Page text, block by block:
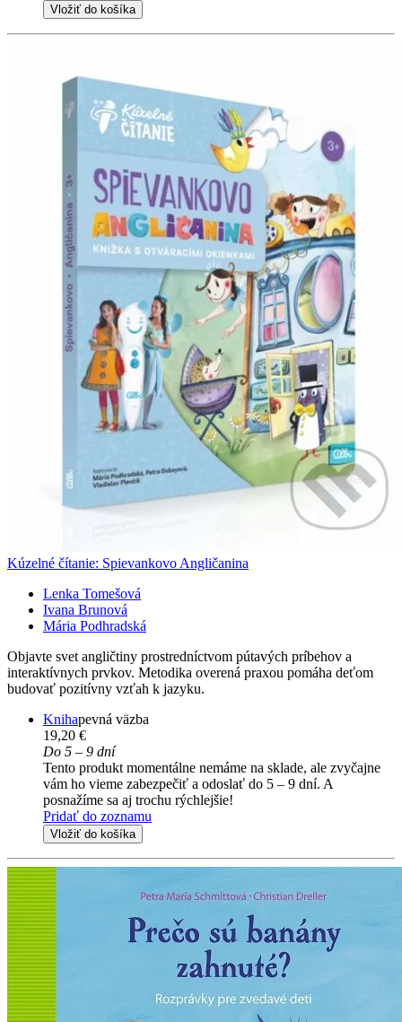
Vložiť do košíka
Kúzelné čítanie: Spievankovo Angličanina
Lenka Tomešová
Ivana Brunová
Mária Podhradská
Objavte svet angličtiny prostredníctvom pútavých príbehov a
interaktívnych prvkov. Metodika overená praxou pomáha deťom
budovať pozitívny vzťah k jazyku.
Knihapevná väzba
19,20 €
Do 5 – 9 dní
Tento produkt momentálne nemáme na sklade, ale zvyčajne
vám ho vieme zabezpečiť a odoslať do 5 – 9 dní. A
posnažíme sa aj trochu rýchlejšie!
Pridať do zoznamu
Vložiť do košíka